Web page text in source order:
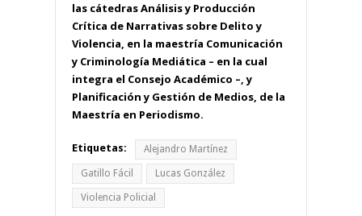
las cátedras Análisis y Producción
Crítica de Narrativas sobre Delito y
Violencia, en la maestría Comunicación
y Criminología Mediática – en la cual
integra el Consejo Académico –, y
Planificación y Gestión de Medios, de la
Maestría en Periodismo.
Etiquetas: Alejandro Martínez
Gatillo Fácil Lucas González
Violencia Policial